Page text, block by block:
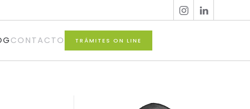
CONTACTO TRÁMITES ON LINE